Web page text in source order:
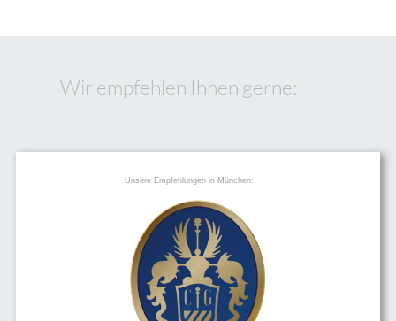
Wir empfehlen Ihnen gerne:
Unsere Empfehlungen in München: